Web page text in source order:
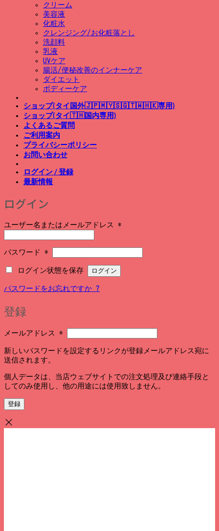
クリーム
美容液
化粧水
クレンジング/お化粧落とし
洗顔料
乳液
UVケア
腸活/便秘改善のインナーケア
ダイエット
ボディーケア
ショップ(タイ国外🇯🇵🇲🇾🇸🇬🇹🇼🇭🇰専用)
ショップ(タイ🇹🇭国内専用)
よくあるご質問
ご利用案内
プライバシーポリシー
お問い合わせ
ログイン / 登録
最新情報
ログイン
ユーザー名またはメールアドレス *
パスワード *
ログイン状態を保存
ログイン
パスワードをお忘れですか ?
登録
メールアドレス *
新しいパスワードを設定するリンクが登録メールアドレス宛に
送信されます。
個人データは、当店ウェブサイトでの注文処理及び連絡手段と
してのみ使用し、他の用途には使用致しません。
登録